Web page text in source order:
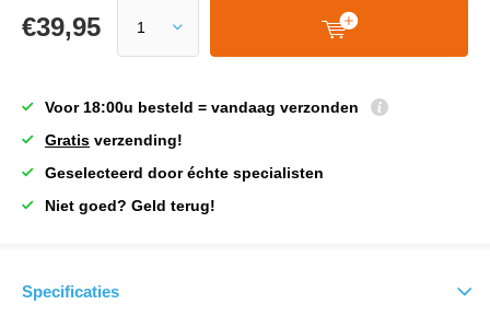
€39,95
Voor 18:00u besteld = vandaag verzonden
Gratis verzending!
Geselecteerd door échte specialisten
Niet goed? Geld terug!
Specificaties